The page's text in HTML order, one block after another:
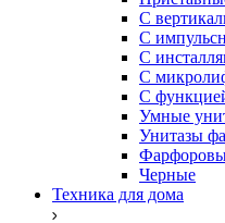
С
С
С
С
С
Умные
Унитазы
Черные
Техника для дома